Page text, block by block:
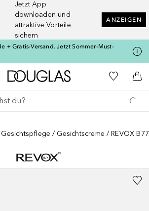
Jetzt App
downloaden und
attraktive Vorteile
sichern
ANZEIGEN
+ Gratis-Versand. Jetzt Sommer-Must-
Kundenkonto
Zur Douglas Startseite
Zu Meiner
Gesichtspflege Gesichtscreme REVOX B77